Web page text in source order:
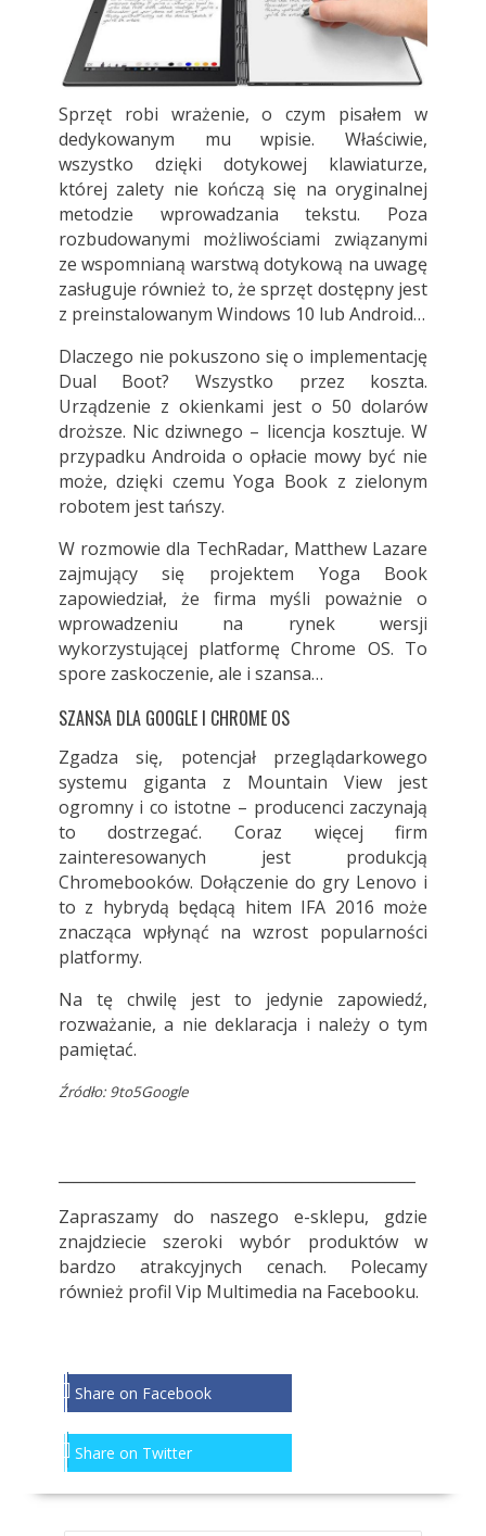
Sprzęt robi wrażenie, o czym pisałem w
dedykowanym mu wpisie. Właściwie,
wszystko dzięki dotykowej klawiaturze,
której zalety nie kończą się na oryginalnej
metodzie wprowadzania tekstu. Poza
rozbudowanymi możliwościami związanymi
ze wspomnianą warstwą dotykową na uwagę
zasługuje również to, że sprzęt dostępny jest
z preinstalowanym Windows 10 lub Android…
Dlaczego nie pokuszono się o implementację
Dual Boot? Wszystko przez koszta.
Urządzenie z okienkami jest o 50 dolarów
droższe. Nic dziwnego – licencja kosztuje. W
przypadku Androida o opłacie mowy być nie
może, dzięki czemu Yoga Book z zielonym
robotem jest tańszy.
W rozmowie dla TechRadar, Matthew Lazare
zajmujący się projektem Yoga Book
zapowiedział, że firma myśli poważnie o
wprowadzeniu na rynek wersji
wykorzystującej platformę Chrome OS. To
spore zaskoczenie, ale i szansa…
SZANSA DLA GOOGLE I CHROME OS
Zgadza się, potencjał przeglądarkowego
systemu giganta z Mountain View jest
ogromny i co istotne – producenci zaczynają
to dostrzegać. Coraz więcej firm
zainteresowanych jest produkcją
Chromebooków. Dołączenie do gry Lenovo i
to z hybrydą będącą hitem IFA 2016 może
znacząca wpłynąć na wzrost popularności
platformy.
Na tę chwilę jest to jedynie zapowiedź,
rozważanie, a nie deklaracja i należy o tym
pamiętać.
Źródło: 9to5Google
Zapraszamy do naszego e-sklepu, gdzie
znajdziecie szeroki wybór produktów w
bardzo atrakcyjnych cenach. Polecamy
również profil Vip Multimedia na Facebooku.
Share on Facebook
Share on Twitter